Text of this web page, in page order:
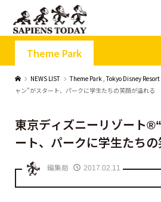
Theme Park
NEWS LIST Theme Park,Tokyo Disney Resort
ャン”がスタート、パークに学生たちの笑顔が溢れる
東京ディズニーリゾート
ート、パークに学生たち
編集局 2017.02.11